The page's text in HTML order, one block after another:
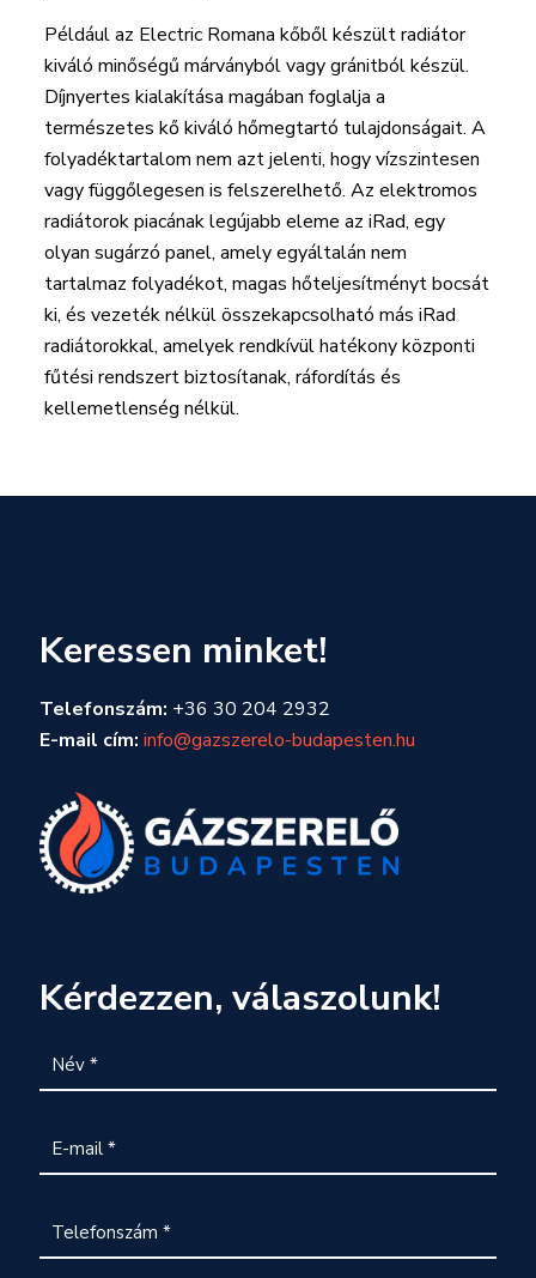
Például az Electric Romana kőből készült radiátor
kiváló minőségű márványból vagy gránitból készül.
Díjnyertes kialakítása magában foglalja a
természetes kő kiváló hőmegtartó tulajdonságait. A
folyadéktartalom nem azt jelenti, hogy vízszintesen
vagy függőlegesen is felszerelhető. Az elektromos
radiátorok piacának legújabb eleme az iRad, egy
olyan sugárzó panel, amely egyáltalán nem
tartalmaz folyadékot, magas hőteljesítményt bocsát
ki, és vezeték nélkül összekapcsolható más iRad
radiátorokkal, amelyek rendkívül hatékony központi
fűtési rendszert biztosítanak, ráfordítás és
kellemetlenség nélkül.
Keressen minket!
Telefonszám: +36 30 204 2932
E-mail cím: info@gazszerelo-budapesten.hu
Kérdezzen, válaszolunk!